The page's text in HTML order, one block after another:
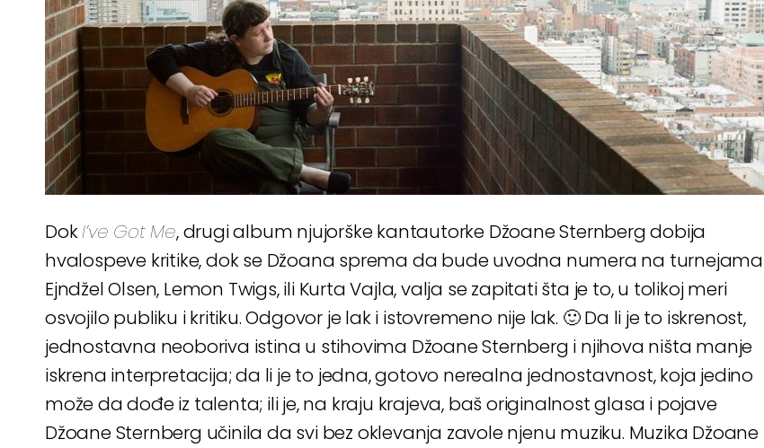
DokI’ve Got Me, drugi album njujorške kantautorke Džoane Sternberg dobija
hvalospeve kritike, dok se Džoana sprema da bude uvodna numera na turnejama
Ejndžel Olsen, Lemon Twigs, ili Kurta Vajla, valja se zapitati šta je to, u tolikoj meri
osvojilo publiku i kritiku. Odgovor je lak i istovremeno nije lak. 🙂 Da li je to iskrenost,
jednostavna neoboriva istina u stihovima Džoane Sternberg i njihova ništa manje
iskrena interpretacija; da li je to jedna, gotovo nerealna jednostavnost, koja jedino
može da dođe iz talenta; ili je, na kraju krajeva, baš originalnost glasa i pojave
Džoane Sternberg učinila da svi bez oklevanja zavole njenu muziku. Muzika Džoane